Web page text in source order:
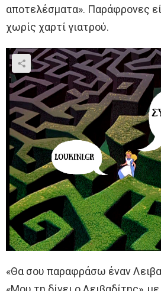
αποτελέσματα». Παράφρονες
χωρίς χαρτί γιατρού.
«Θα σου παραφράσω έναν